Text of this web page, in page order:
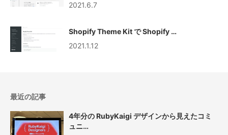
2021.6.7
Shopify Theme Kit で Shopify …
2021.1.12
最近の記事
4年分の RubyKaigi デザインから見えたコミ
ュニ…